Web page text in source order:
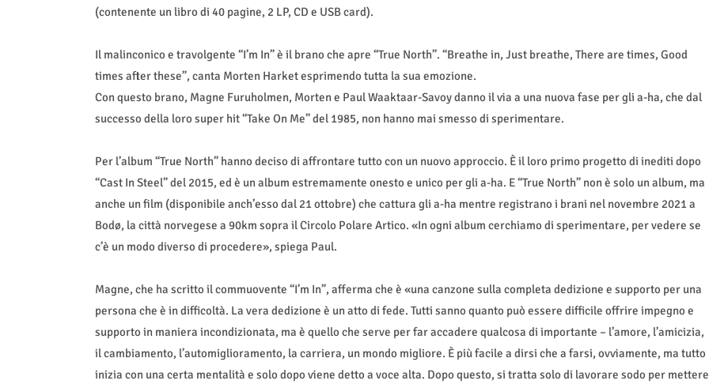
(contenente un libro di 40 pagine, 2 LP, CD e USB card).
Il malinconico e travolgente “I’m In” è il brano che apre “True North”. “Breathe in, Just breathe, There are times, Good
times after these”, canta Morten Harket esprimendo tutta la sua emozione.
Con questo brano, Magne Furuholmen, Morten e Paul Waaktaar-Savoy danno il via a una nuova fase per gli a-ha, che dal
successo della loro super hit “Take On Me” del 1985, non hanno mai smesso di sperimentare.
Per l’album “True North” hanno deciso di affrontare tutto con un nuovo approccio. È il loro primo progetto di inediti dopo
“Cast In Steel” del 2015, ed è un album estremamente onesto e unico per gli a-ha. E “True North” non è solo un album, ma
anche un film (disponibile anch’esso dal 21 ottobre) che cattura gli a-ha mentre registrano i brani nel novembre 2021 a
Bodø, la città norvegese a 90km sopra il Circolo Polare Artico. «In ogni album cerchiamo di sperimentare, per vedere se
c’è un modo diverso di procedere», spiega Paul.
Magne, che ha scritto il commuovente “I’m In”, afferma che è «una canzone sulla completa dedizione e supporto per una
persona che è in difficoltà. La vera dedizione è un atto di fede. Tutti sanno quanto può essere difficile offrire impegno e
supporto in maniera incondizionata, ma è quello che serve per far accadere qualcosa di importante – l’amore, l’amicizia,
il cambiamento, l’automiglioramento, la carriera, un mondo migliore. È più facile a dirsi che a farsi, ovviamente, ma tutto
inizia con una certa mentalità e solo dopo viene detto a voce alta. Dopo questo, si tratta solo di lavorare sodo per mettere